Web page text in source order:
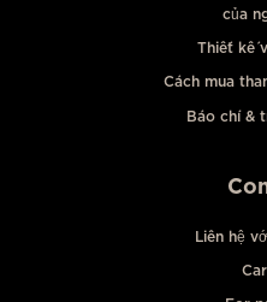
của
Thiết kế
Cách mua
Báo chí &
Liên hệ